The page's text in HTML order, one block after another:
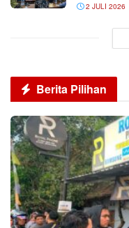
2 JULI 2026
Berita Pilihan